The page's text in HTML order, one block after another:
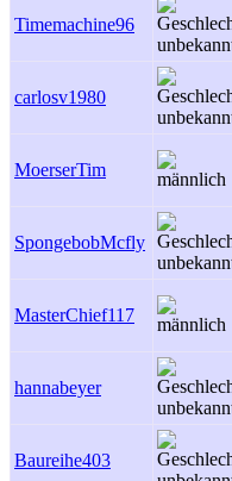
Timemachine96
carlosv1980
MoerserTim
SpongebobMcfly
MasterChief117
hannabeyer
Baureihe403